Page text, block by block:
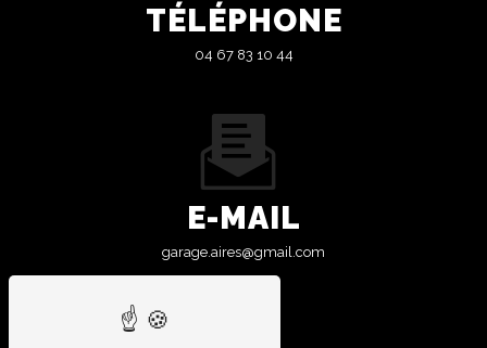
TÉLÉPHONE
04 67 83 10 44
E-MAIL
garage.aires@gmail.com